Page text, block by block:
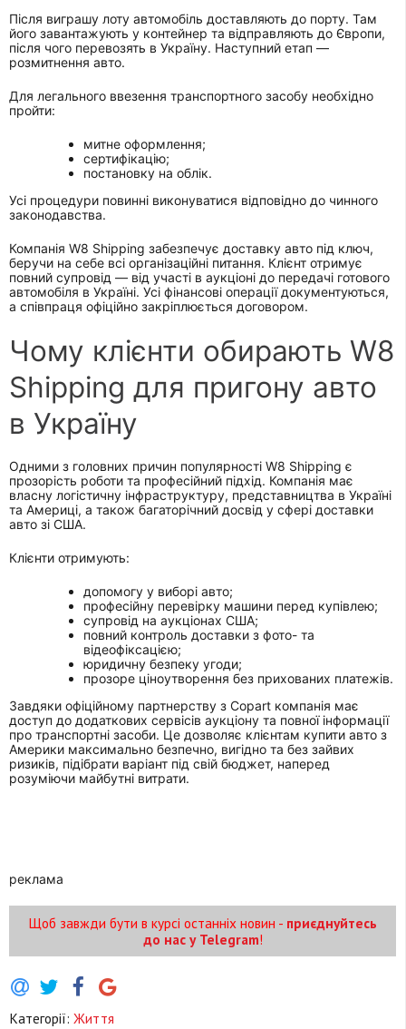
Після виграшу лоту автомобіль доставляють до порту. Там
його завантажують у контейнер та відправляють до Європи,
після чого перевозять в Україну. Наступний етап —
розмитнення авто.
Для легального ввезення транспортного засобу необхідно
пройти:
митне оформлення;
сертифікацію;
постановку на облік.
Усі процедури повинні виконуватися відповідно до чинного
законодавства.
Компанія W8 Shipping забезпечує доставку авто під ключ,
беручи на себе всі організаційні питання. Клієнт отримує
повний супровід — від участі в аукціоні до передачі готового
автомобіля в Україні. Усі фінансові операції документуються,
а співпраця офіційно закріплюється договором.
Чому клієнти обирають W8
Shipping для пригону авто
в Україну
Одними з головних причин популярності W8 Shipping є
прозорість роботи та професійний підхід. Компанія має
власну логістичну інфраструктуру, представництва в Україні
та Америці, а також багаторічний досвід у сфері доставки
авто зі США.
Клієнти отримують:
допомогу у виборі авто;
професійну перевірку машини перед купівлею;
супровід на аукціонах США;
повний контроль доставки з фото- та
відеофіксацією;
юридичну безпеку угоди;
прозоре ціноутворення без прихованих платежів.
Завдяки офіційному партнерству з Copart компанія має
доступ до додаткових сервісів аукціону та повної інформації
про транспортні засоби. Це дозволяє клієнтам купити авто з
Америки максимально безпечно, вигідно та без зайвих
ризиків, підібрати варіант під свій бюджет, наперед
розуміючи майбутні витрати.
реклама
Щоб завжди бути в курсі останніх новин - приєднуйтесь
до нас у Telegram!
Категорії: Життя